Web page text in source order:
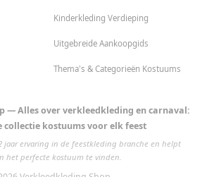
Kinderkleding Verdieping
Uitgebreide Aankoopgids
Thema's & Categorieën Kostuums
— Alles over verkleedkleding en carnaval:
collectie kostuums voor elk feest
jaar ervaring in de feestkleding branche en helpt
het perfecte kostuum te vinden.